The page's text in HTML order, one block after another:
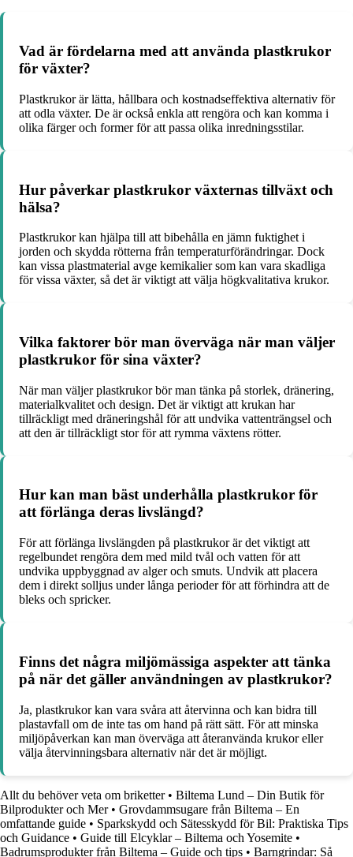
Vad är fördelarna med att använda plastkrukor
för växter?
Plastkrukor är lätta, hållbara och kostnadseffektiva alternativ för
att odla växter. De är också enkla att rengöra och kan komma i
olika färger och former för att passa olika inredningsstilar.
Hur påverkar plastkrukor växternas tillväxt och
hälsa?
Plastkrukor kan hjälpa till att bibehålla en jämn fuktighet i
jorden och skydda rötterna från temperaturförändringar. Dock
kan vissa plastmaterial avge kemikalier som kan vara skadliga
för vissa växter, så det är viktigt att välja högkvalitativa krukor.
Vilka faktorer bör man överväga när man väljer
plastkrukor för sina växter?
När man väljer plastkrukor bör man tänka på storlek, dränering,
materialkvalitet och design. Det är viktigt att krukan har
tillräckligt med dräneringshål för att undvika vattenträngsel och
att den är tillräckligt stor för att rymma växtens rötter.
Hur kan man bäst underhålla plastkrukor för
att förlänga deras livslängd?
För att förlänga livslängden på plastkrukor är det viktigt att
regelbundet rengöra dem med mild tvål och vatten för att
undvika uppbyggnad av alger och smuts. Undvik att placera
dem i direkt solljus under långa perioder för att förhindra att de
bleks och spricker.
Finns det några miljömässiga aspekter att tänka
på när det gäller användningen av plastkrukor?
Ja, plastkrukor kan vara svåra att återvinna och kan bidra till
plastavfall om de inte tas om hand på rätt sätt. För att minska
miljöpåverkan kan man överväga att återanvända krukor eller
välja återvinningsbara alternativ när det är möjligt.
Allt du behöver veta om briketter• Biltema Lund – Din Butik för
Bilprodukter och Mer• Grovdammsugare från Biltema – En
omfattande guide • Sparkskydd och Sätesskydd för Bil: Praktiska Tips
och Guidance • Guide till Elcyklar – Biltema och Yosemite •
Badrumsprodukter från Biltema – Guide och tips • Barngrindar: Så